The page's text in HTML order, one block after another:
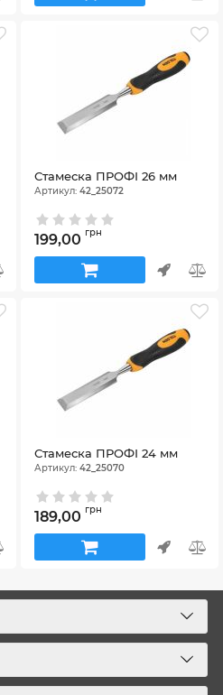
Стамеска ПРОФІ 26 мм
Артикул: 42_25072
199,00 грн
Стамеска ПРОФІ 24 мм
Артикул: 42_25070
189,00 грн